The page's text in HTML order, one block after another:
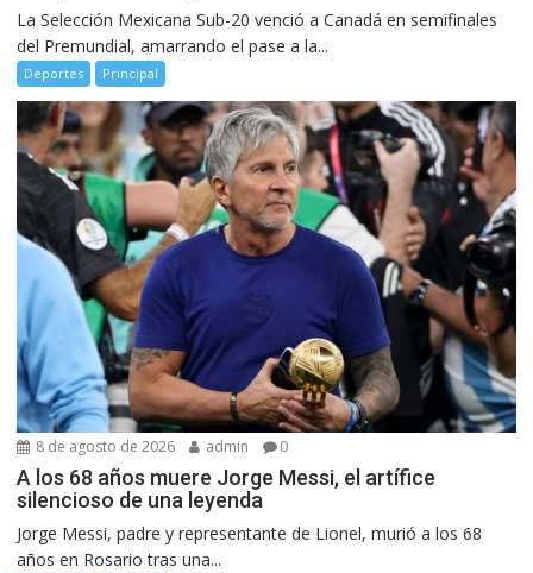
La Selección Mexicana Sub-20 venció a Canadá en semifinales
del Premundial, amarrando el pase a la...
Deportes Principal
8 de agosto de 2026 admin 0
A los 68 años muere Jorge Messi, el artífice
silencioso de una leyenda
Jorge Messi, padre y representante de Lionel, murió a los 68
años en Rosario tras una...